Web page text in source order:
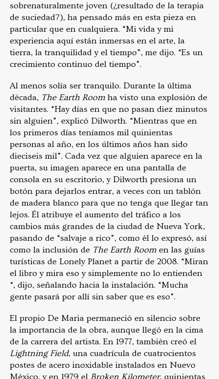
sobrenaturalmente joven (¿resultado de la terapia
de suciedad?), ha pensado más en esta pieza en
particular que en cualquiera. “Mi vida y mi
experiencia aquí están inmersas en el arte, la
tierra, la tranquilidad y el tiempo”, me dijo. “Es un
crecimiento continuo del tiempo”.
Al menos solía ser tranquilo. Durante la última
década, The Earth Room ha visto una explosión de
visitantes. “Hay días en que no pasan diez minutos
sin alguien”, explicó Dilworth. “Mientras que en
los primeros días teníamos mil quinientas
personas al año, en los últimos años han sido
dieciseis mil”. Cada vez que alguien aparece en la
puerta, su imagen aparece en una pantalla de
consola en su escritorio, y Dilworth presiona un
botón para dejarlos entrar, a veces con un tablón
de madera blanco para que no tenga que llegar tan
lejos. Él atribuye el aumento del tráfico a los
cambios más grandes de la ciudad de Nueva York,
pasando de “salvaje a rico”, como él lo expresó, así
como la inclusión de The Earth Room en las guías
turísticas de Lonely Planet a partir de 2008. “Miran
el libro y mira eso y simplemente no lo entienden
“, dijo, señalando hacia la instalación. “Mucha
gente pasará por allí sin saber que es eso”.
El propio De Maria permaneció en silencio sobre
la importancia de la obra, aunque llegó en la cima
de la carrera del artista. En 1977, también creó el
Lightning Field, una cuadrícula de cuatrocientos
postes de acero inoxidable instalados en Nuevo